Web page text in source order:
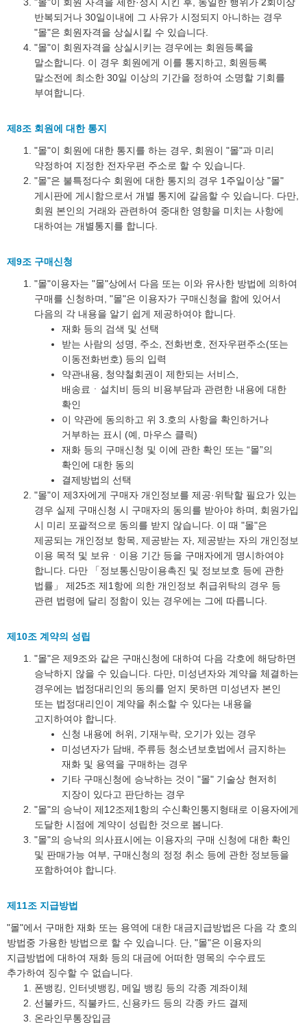
반복되거나 30일이내에 그 사유가 시정되지 아니하는 경우
"몰"은 회원자격을 상실시킬 수 있습니다.
"몰"이 회원자격을 상실시키는 경우에는 회원등록을
말소합니다. 이 경우 회원에게 이를 통지하고, 회원등록
말소전에 최소한 30일 이상의 기간을 정하여 소명할 기회를
부여합니다.
제8조 회원에 대한 통지
"몰"이 회원에 대한 통지를 하는 경우, 회원이 "몰"과 미리
약정하여 지정한 전자우편 주소로 할 수 있습니다.
"몰"은 불특정다수 회원에 대한 통지의 경우 1주일이상 "몰"
게시판에 게시함으로서 개별 통지에 갈음할 수 있습니다. 다만,
회원 본인의 거래와 관련하여 중대한 영향을 미치는 사항에
대하여는 개별통지를 합니다.
제9조 구매신청
"몰"이용자는 "몰"상에서 다음 또는 이와 유사한 방법에 의하여
구매를 신청하며, "몰"은 이용자가 구매신청을 함에 있어서
다음의 각 내용을 알기 쉽게 제공하여야 합니다.
재화 등의 검색 및 선택
받는 사람의 성명, 주소, 전화번호, 전자우편주소(또는
이동전화번호) 등의 입력
약관내용, 청약철회권이 제한되는 서비스,
배송료ㆍ설치비 등의 비용부담과 관련한 내용에 대한
확인
이 약관에 동의하고 위 3.호의 사항을 확인하거나
거부하는 표시 (예, 마우스 클릭)
재화 등의 구매신청 및 이에 관한 확인 또는 “몰”의
확인에 대한 동의
결제방법의 선택
"몰"이 제3자에게 구매자 개인정보를 제공·위탁할 필요가 있는
경우 실제 구매신청 시 구매자의 동의를 받아야 하며, 회원가입
시 미리 포괄적으로 동의를 받지 않습니다. 이 때 "몰"은
제공되는 개인정보 항목, 제공받는 자, 제공받는 자의 개인정보
이용 목적 및 보유ㆍ이용 기간 등을 구매자에게 명시하여야
합니다. 다만 「정보통신망이용촉진 및 정보보호 등에 관한
법률」 제25조 제1항에 의한 개인정보 취급위탁의 경우 등
관련 법령에 달리 정함이 있는 경우에는 그에 따릅니다.
제10조 계약의 성립
"몰"은 제9조와 같은 구매신청에 대하여 다음 각호에 해당하면
승낙하지 않을 수 있습니다. 다만, 미성년자와 계약을 체결하는
경우에는 법정대리인의 동의를 얻지 못하면 미성년자 본인
또는 법정대리인이 계약을 취소할 수 있다는 내용을
고지하여야 합니다.
신청 내용에 허위, 기재누락, 오기가 있는 경우
미성년자가 담배, 주류등 청소년보호법에서 금지하는
재화 및 용역을 구매하는 경우
기타 구매신청에 승낙하는 것이 "몰" 기술상 현저히
지장이 있다고 판단하는 경우
"몰"의 승낙이 제12조제1항의 수신확인통지형태로 이용자에게
도달한 시점에 계약이 성립한 것으로 봅니다.
"몰"의 승낙의 의사표시에는 이용자의 구매 신청에 대한 확인
및 판매가능 여부, 구매신청의 정정 취소 등에 관한 정보등을
포함하여야 합니다.
제11조 지급방법
"몰"에서 구매한 재화 또는 용역에 대한 대금지급방법은 다음 각 호의
방법중 가용한 방법으로 할 수 있습니다. 단, "몰"은 이용자의
지급방법에 대하여 재화 등의 대금에 어떠한 명목의 수수료도
추가하여 징수할 수 없습니다.
폰뱅킹, 인터넷뱅킹, 메일 뱅킹 등의 각종 계좌이체
선불카드, 직불카드, 신용카드 등의 각종 카드 결제
온라인무통장입금